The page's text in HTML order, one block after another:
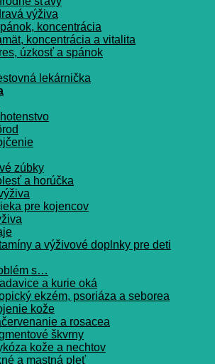
výživa
koncentrácia
koncentrácia a vitalita
úzkosť a spánok
lekárnička
zúbky
a horúčka
pre kojencov
a výživové doplnky pre deti
s…
a kurie oká
ekzém, psoriáza a seborea
kože
a rosacea
škvrny
kože a nechtov
a mastná pleť